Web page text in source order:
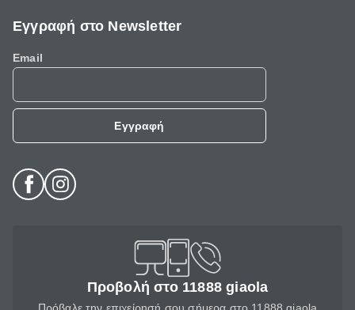
Εγγραφή στο Newsletter
Email
Εγγραφή
Προβολή στο 11888 giaola